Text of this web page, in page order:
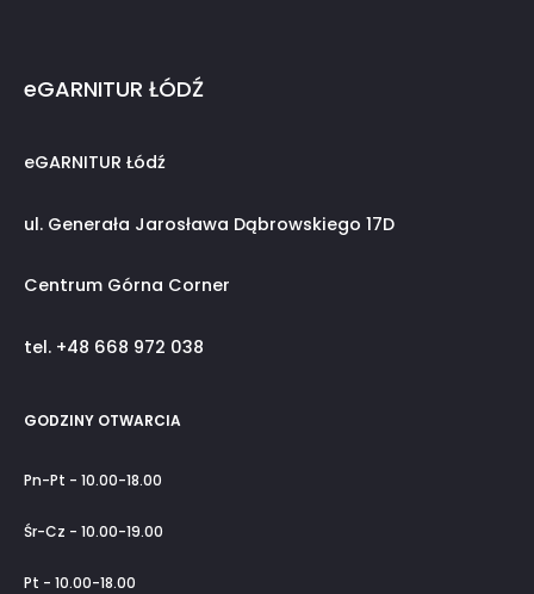
eGARNITUR ŁÓDŹ
eGARNITUR Łódź
ul. Generała Jarosława Dąbrowskiego 17D
Centrum Górna Corner
tel. +48 668 972 038
GODZINY OTWARCIA
Pn-Pt - 10.00-18.00
Śr-Cz - 10.00-19.00
Pt - 10.00-18.00